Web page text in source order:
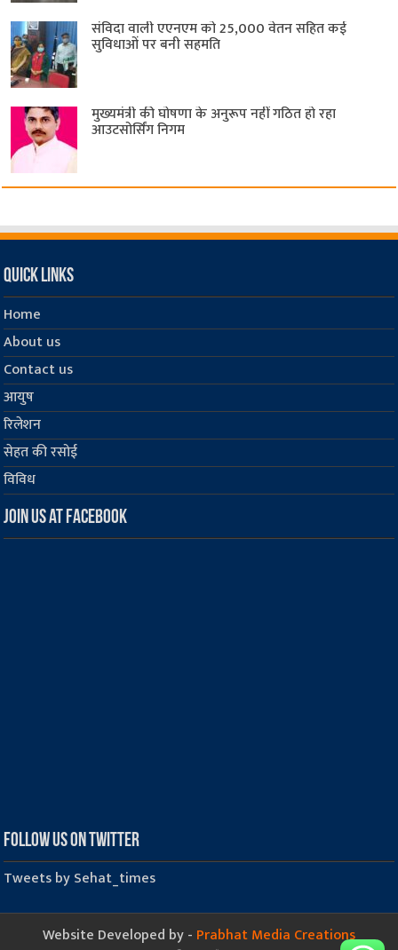
संविदा वाली एएनएम को 25,000 वेतन सहित कई
सुविधाओं पर बनी सहमति
मुख्यमंत्री की घोषणा के अनुरूप नहीं गठित हो रहा
आउटसोर्सिंग निगम
Quick Links
Home
About us
Contact us
आयुष
रिलेशन
सेहत की रसोई
विविध
Join us at Facebook
Follow us on Twitter
Tweets by Sehat_times
Website Developed by - Prabhat Media Creations